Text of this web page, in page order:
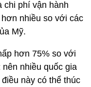
chi phí vận hành
nhiều so với các
Mỹ.
hơn 75% so với
nhiều quốc gia
này có thể thúc